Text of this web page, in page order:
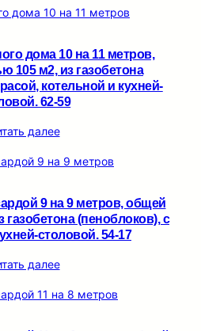
дома 10 на 11 метров,
105 м2, из газобетона
котельной и кухней-
62-59
далее
9 на 9 метров, общей
(пеноблоков), c
столовой. 54-17
далее